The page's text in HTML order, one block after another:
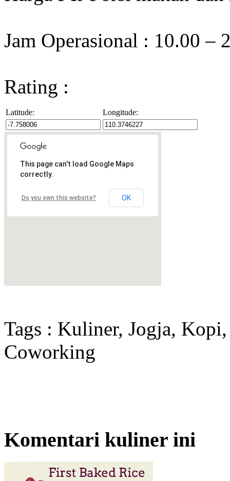
Jam Operasional : 10.00 –
Rating :
Latitude: Longitude:
This page can't load Google Maps
correctly.
Do you own this website? OK
Tags : Kuliner, Jogja,
Coworking
Komentari kuliner ini